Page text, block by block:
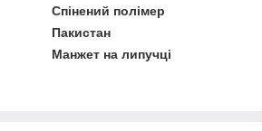
Спінений полімер
Пакистан
Манжет на липучці